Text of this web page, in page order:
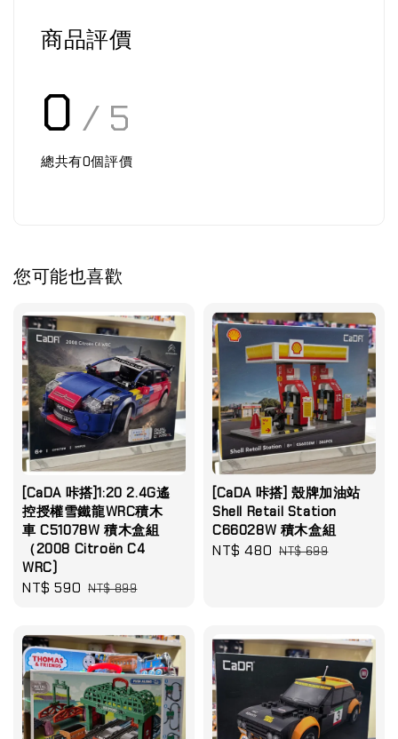
商品評價
0 / 5
總共有0個評價
您可能也喜歡
[CaDA 咔搭]1:20 2.4G遙
控授權雪鐵龍WRC積木
車 C51078W 積木盒組
（2008 Citroën C4
WRC)
Sale
NT$ 590 Regular
NT$ 899
[CaDA 咔搭] 殼牌加油站
Shell Retail Station
C66028W 積木盒組
Sale
NT$ 480 Regular
NT$ 699